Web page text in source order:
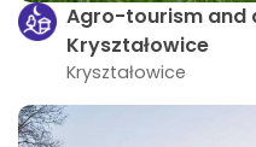
Agro-tourism and
Kryształowice
Kryształowice